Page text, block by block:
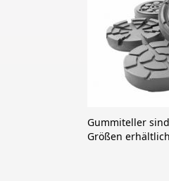
Gummiteller
Größen erhältlich